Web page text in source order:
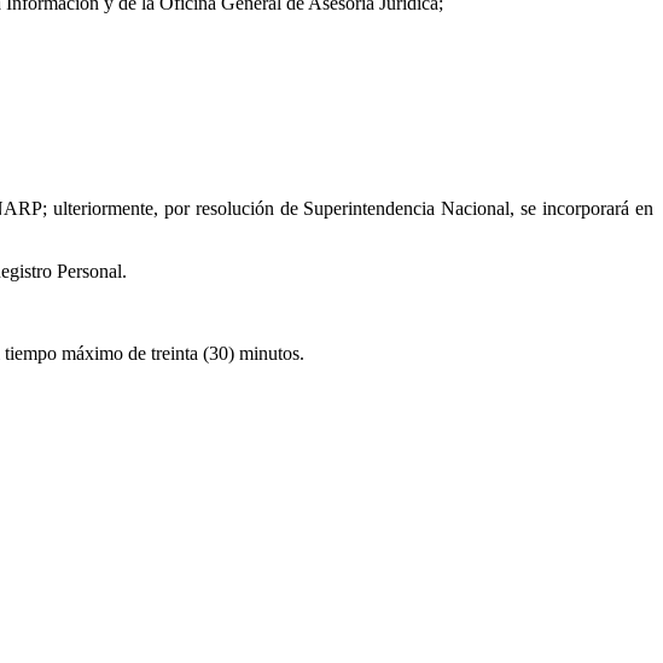
ulteriormente, por resolución de Superintendencia Nacional, se incorporará en
Personal.
máximo de treinta (30) minutos.